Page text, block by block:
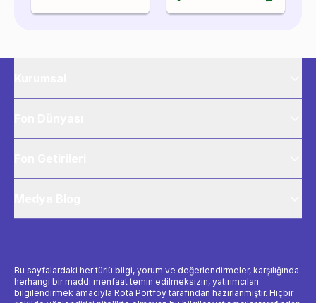
Bu sayfalardaki her türlü bilgi, yorum ve değerlendirmeler, karşılığında
herhangi bir maddi menfaat temin edilmeksizin, yatırımcıları
bilgilendirmek amacıyla Rota Portföy tarafından hazırlanmıştır. Hiçbir